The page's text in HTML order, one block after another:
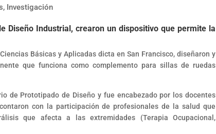
, Investigación
Diseño Industrial, crearon un dispositivo que permite la
Básicas y Aplicadas dicta en San Francisco, diseñaron y
que funciona como complemento para sillas de ruedas
de Prototipado de Diseño y fue encabezado por los docentes
con la participación de profesionales de la salud que
que afecta a las extremidades (Terapia Ocupacional,